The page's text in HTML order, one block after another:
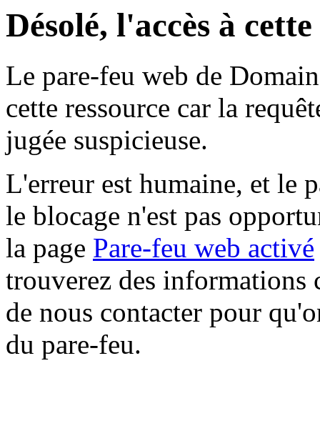
Désolé, l'accès à
Le pare-feu web de
cette ressource car la
jugée suspicieuse.
L'erreur est humaine, et le
le blocage n'est pas
la page Pare-feu web activé
trouverez des informations
de nous contacter pour
du pare-feu.